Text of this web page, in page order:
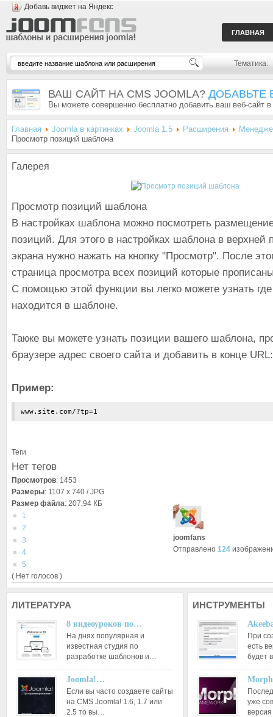
Добавь виджет на Яндекс
ГЛАВНАЯ
Тематика:
ВАШ САЙТ НА CMS JOOMLA? ДОБАВЬТЕ
Вы можете совершенно бесплатно добавить ваш веб-сайт
Главная Joomla в картинках Joomla 1.5 Расширения
Просмотр позиций шаблона
Галерея
Просмотр позиций шаблона
В настройках шаблона можно посмотреть
позиций. Для этого в настройках шаблона в верхней
экрана нужно нажать на кнопку "Просмотр". После
страница просмотра всех позиций которые
С помощью этой функции вы легко можете узнать где
находится в шаблоне.
Также вы можете узнать позиции вашего шаблона,
браузере адрес своего сайта и добавить в конце
Пример:
www.site.com/?tp=1
Теги
Нет тегов
Просмотров: 1453
Размеры: 1107 x 740 / JPG
Размер файла: 207,94 КБ
1
2
3
4
5
( Нет голосов )
joomfans
Отправлено 124
ЛИТЕРАТУРА
8 видеоуроков по…
На днях популярная и
известная студия по
разработке шаблонов и…
Joomla!…
Если вы часто создаете сайты
на CMS Joomla! 1.6, 1.7 или
2.5 то вы…
ИНСТРУМЕНТЫ
При
есть
будет
уже